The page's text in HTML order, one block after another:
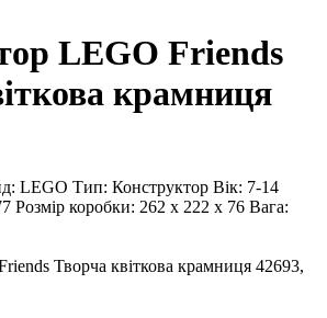
LEGO Friends
крамниця
LEGO Тип: Конструктор Вік: 7-14
Розмір коробки: 262 x 222 x 76 Вага:
Творча квіткова крамниця 42693,